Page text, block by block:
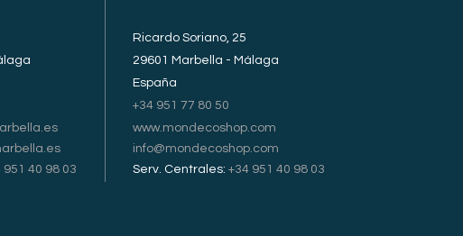
951 40 98 03
Ricardo Soriano, 25
29601 Marbella - Málaga
España
+34 951 77 80 50
www.mondecoshop.com
info@mondecoshop.com
Serv. Centrales: +34 951 40 98 03